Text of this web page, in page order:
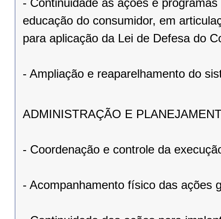
educação do consumidor, em
para aplicação da Lei de Defesa do
- Ampliação e reaparelhamento do
ADMINISTRAÇÃO E
- Coordenação e controle da
- Acompanhamento físico das ações